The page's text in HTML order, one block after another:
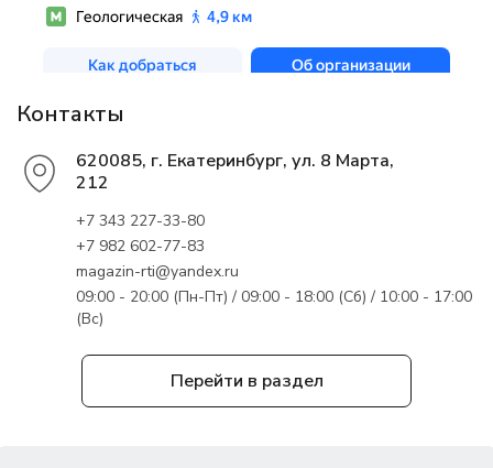
Перейти в раздел
Контакты
620085, г. Екатеринбург, ул. 8 Марта,
212
+7 343 227-33-80
+7 982 602-77-83
magazin-rti@yandex.ru
09:00 - 20:00 (Пн-Пт) / 09:00 - 18:00 (Сб) / 10:00 - 17:00
(Вс)